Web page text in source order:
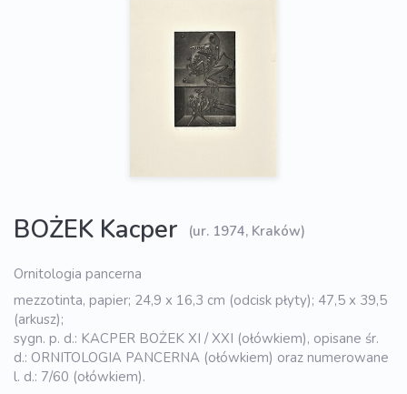
BOŻEK Kacper (ur. 1974, Kraków)
Ornitologia pancerna
mezzotinta, papier; 24,9 x 16,3 cm (odcisk płyty); 47,5 x 39,5
(arkusz);
sygn. p. d.: KACPER BOŻEK XI / XXI (ołówkiem), opisane śr.
d.: ORNITOLOGIA PANCERNA (ołówkiem) oraz numerowane
l. d.: 7/60 (ołówkiem).